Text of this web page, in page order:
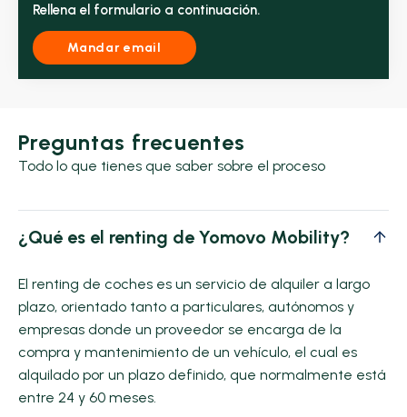
Rellena el formulario a continuación.
Mandar email
Preguntas frecuentes
Todo lo que tienes que saber sobre el proceso
¿Qué es el renting de Yomovo Mobility?
El renting de coches es un servicio de alquiler a largo
plazo, orientado tanto a particulares, autónomos y
empresas donde un proveedor se encarga de la
compra y mantenimiento de un vehículo, el cual es
alquilado por un plazo definido, que normalmente está
entre 24 y 60 meses.